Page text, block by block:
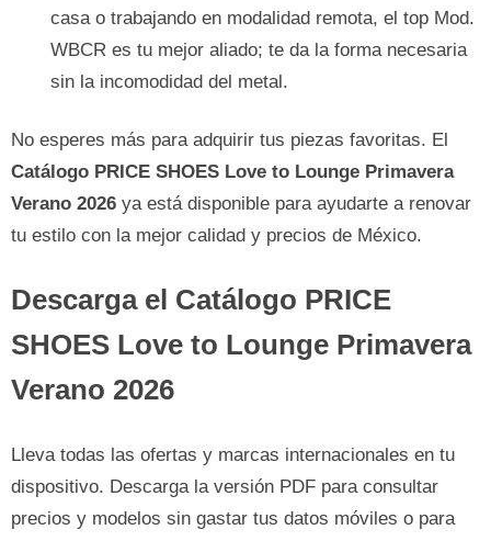
casa o trabajando en modalidad remota, el top Mod.
WBCR es tu mejor aliado; te da la forma necesaria
sin la incomodidad del metal.
No esperes más para adquirir tus piezas favoritas. El
Catálogo PRICE SHOES Love to Lounge Primavera
Verano 2026 ya está disponible para ayudarte a renovar
tu estilo con la mejor calidad y precios de México.
Descarga el Catálogo PRICE
SHOES Love to Lounge Primavera
Verano 2026
Lleva todas las ofertas y marcas internacionales en tu
dispositivo. Descarga la versión PDF para consultar
precios y modelos sin gastar tus datos móviles o para